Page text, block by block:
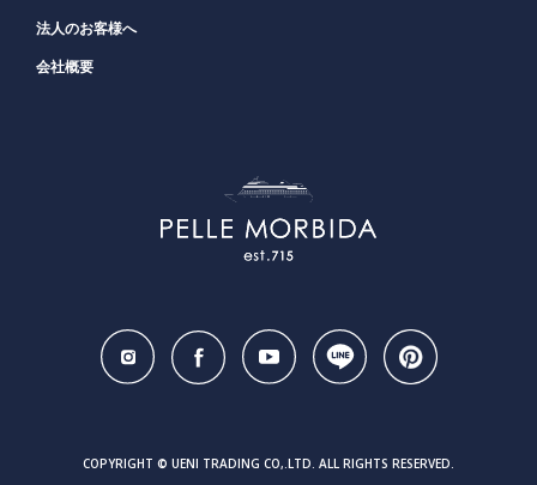
COPYRIGHT © UENI TRADING CO,.LTD. ALL RIGHTS RESERVED.
法人のお客様へ
会社概要